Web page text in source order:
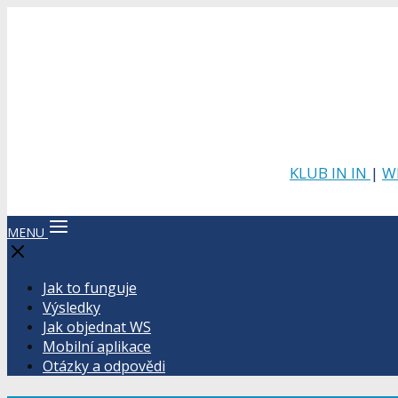
KLUB IN IN |
MENU
Jak to funguje
Výsledky
Jak objednat WS
Mobilní aplikace
Otázky a odpovědi